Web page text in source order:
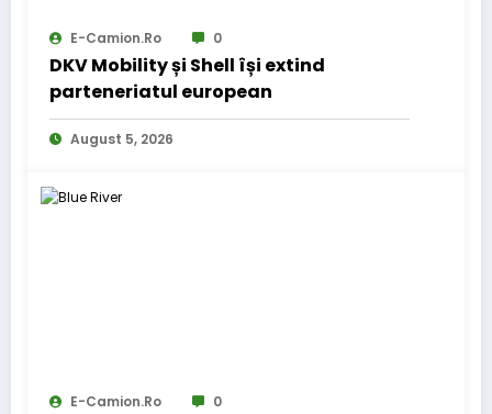
E-Camion.ro 0
DKV Mobility și Shell își extind
parteneriatul european
August 5, 2026
E-Camion.ro 0